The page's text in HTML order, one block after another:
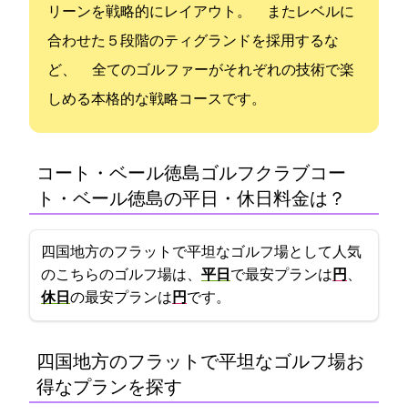
リーンを戦略的にレイアウト。 またレベルに
合わせた５段階のティグランドを採用するな
ど、 全てのゴルファーがそれぞれの技術で楽
しめる本格的な戦略コースです。
コート・ベール徳島ゴルフクラブ(コー
ト・ベール徳島GC)の平日・休日料金は？
四国地方のフラットで平坦なゴルフ場として人気
のこちらのゴルフ場は、 平日 で最安プランは 5000円 、
休日 の最安プランは 8980円 です。
四国地方のフラットで平坦なゴルフ場:お
得なプランを探す